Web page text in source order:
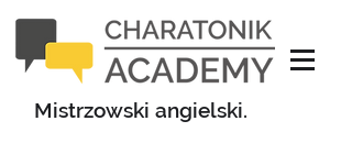
Mistrzowski angielski.